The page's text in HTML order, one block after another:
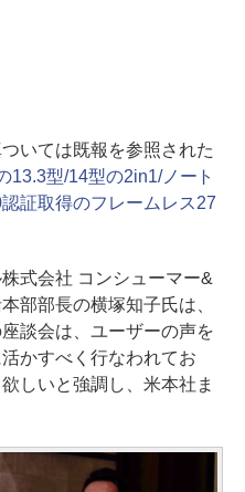
いては既報を参照された
13.3型/14型の2in1/ノート
証取得のフレームレス27
式会社 コンシューマー&
部部長の横塚知子氏は、
談会は、ユーザーの声を
かすべく行なわれてお
しいと強調し、米本社ま